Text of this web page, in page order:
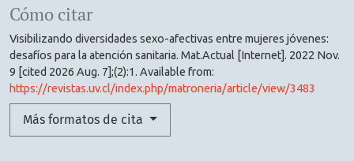
Cómo citar
Visibilizando diversidades sexo-afectivas entre mujeres jóvenes:
desafíos para la atención sanitaria. Mat.Actual [Internet]. 2022 Nov.
9 [cited 2026 Aug. 7];(2):1. Available from:
https://revistas.uv.cl/index.php/matroneria/article/view/3483
Más formatos de cita